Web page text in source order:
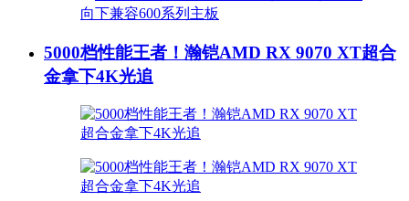
5000档性能王者！瀚铠AMD RX 9070 XT超合
金拿下4K光追